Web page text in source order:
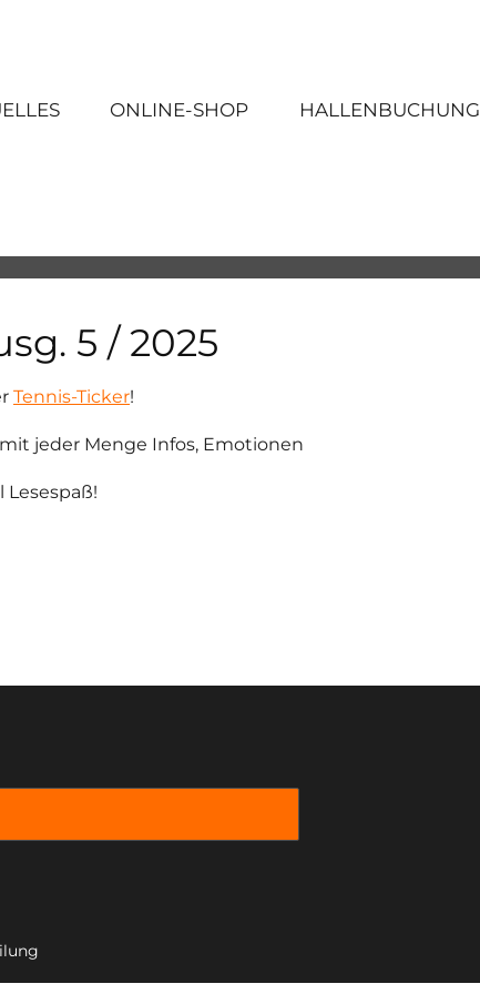
ONLINE-SHOP HALLENBUCHUNG
5 / 2025
Tennis-Ticker!
jeder Menge Infos, Emotionen
Lesespaß!